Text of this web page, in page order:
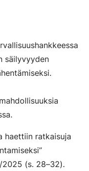
säilyvyyden
haettiin ratkaisuja
(s. 28–32).